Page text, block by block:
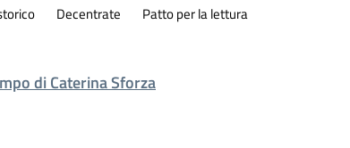
Decentrate Patto per la lettura
di Caterina Sforza